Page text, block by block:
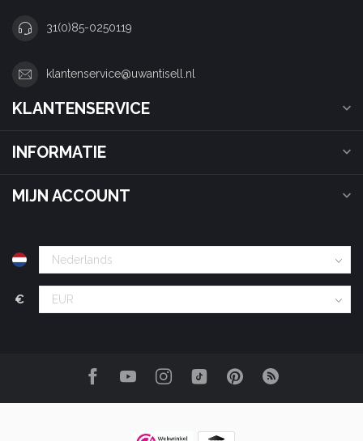
31(0)85-0250119
klantenservice@uwantisell.nl
KLANTENSERVICE
INFORMATIE
MIJN ACCOUNT
€